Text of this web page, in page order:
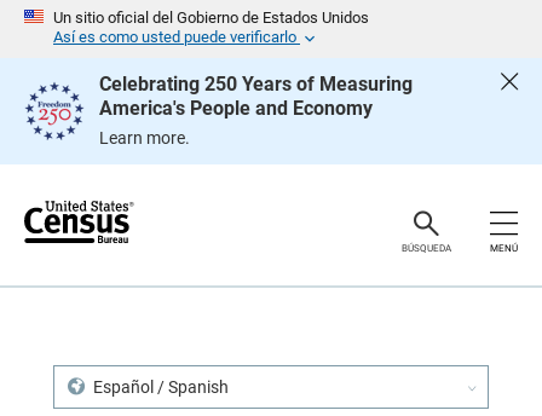
Un sitio oficial del Gobierno de Estados Unidos
Así es como usted puede verificarlo
Celebrating 250 Years of Measuring
America's People and Economy
Learn more.
c
d
BÚSQUEDA MENÚ
Español / Spanish
v
ó